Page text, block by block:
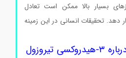
بسیار بالا ممکن است تعادل
تحقیقات انسانی در این زمینه